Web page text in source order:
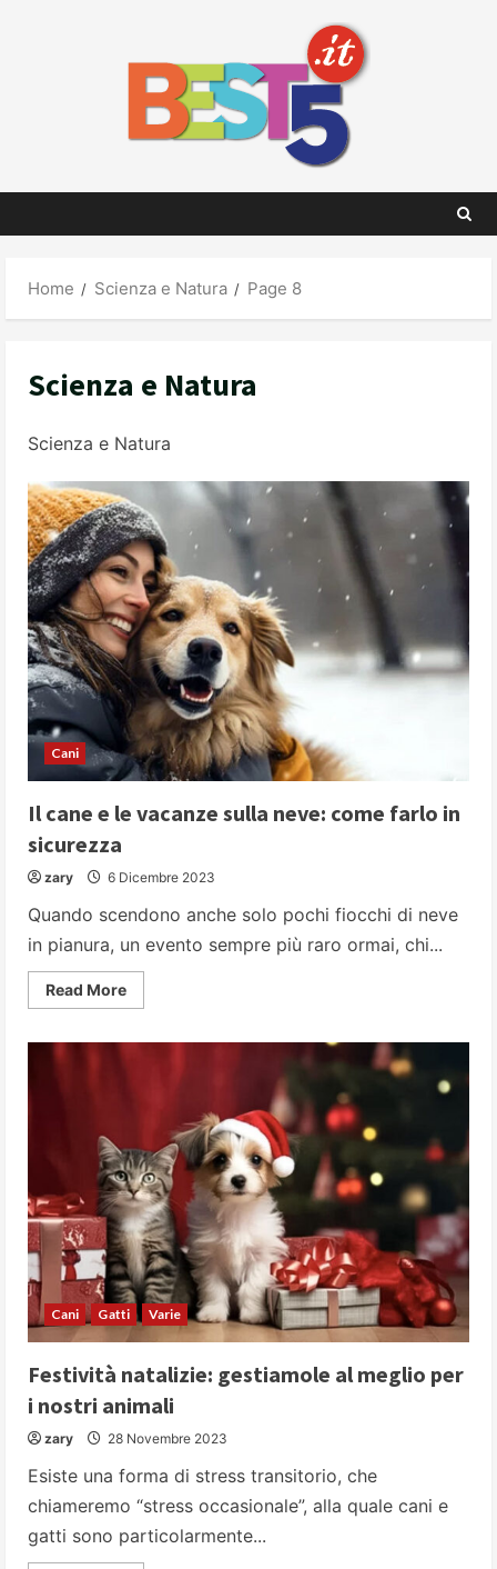
Home Scienza e Natura Page 8
Scienza e Natura
Scienza e Natura
Cani
Il cane e le vacanze sulla neve: come farlo in
sicurezza
zary 6 Dicembre 2023
Quando scendono anche solo pochi fiocchi di neve
in pianura, un evento sempre più raro ormai, chi...
Read MoreRead
more
e
come
farlo
in
sicurezza
Cani Gatti Varie
Festività natalizie: gestiamole al meglio per
i nostri animali
zary 28 Novembre 2023
Esiste una forma di stress transitorio, che
chiameremo “stress occasionale”, alla quale cani e
gatti sono particolarmente...